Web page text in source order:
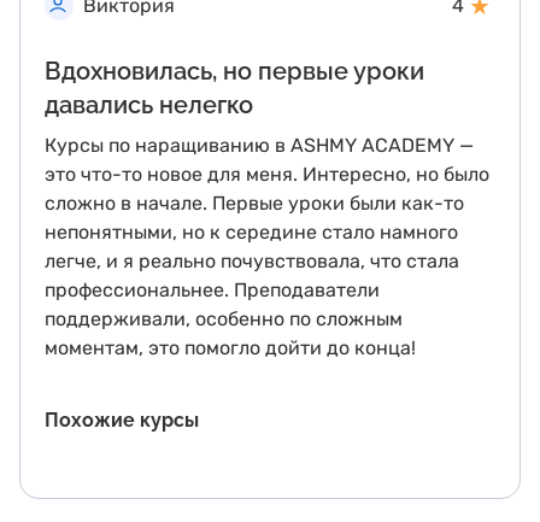
Виктория 4 ★
Вдохновилась, но первые уроки
давались нелегко
Курсы по наращиванию в ASHMY ACADEMY —
это что-то новое для меня. Интересно, но было
сложно в начале. Первые уроки были как-то
непонятными, но к середине стало намного
легче, и я реально почувствовала, что стала
профессиональнее. Преподаватели
поддерживали, особенно по сложным
моментам, это помогло дойти до конца!
Похожие курсы